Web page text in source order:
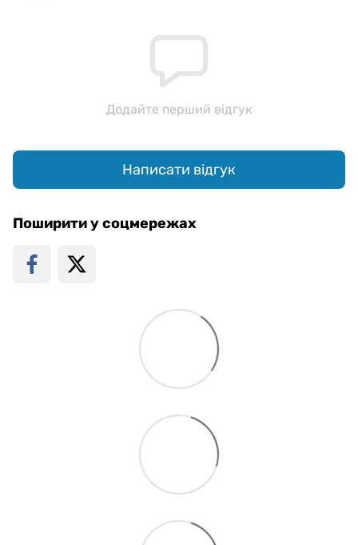
Додайте перший відгук
Написати відгук
Поширити у соцмережах